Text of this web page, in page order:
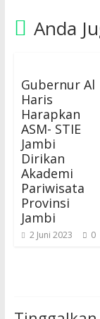
Anda
Gubernur Al
Haris
Harapkan
ASM- STIE
Jambi
Dirikan
Akademi
Pariwisata
Provinsi
Jambi
2 Juni 2023 0